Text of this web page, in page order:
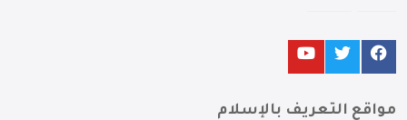
مواقع التعريف بالإسلام